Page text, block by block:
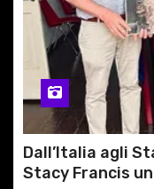
Dall’Italia agli
Stacy Francis